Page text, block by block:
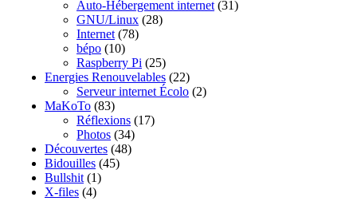
Auto-Hébergement internet (31)
GNU/Linux (28)
Internet (78)
bépo (10)
Raspberry Pi (25)
Energies Renouvelables (22)
Serveur internet Écolo (2)
MaKoTo (83)
Réflexions (17)
Photos (34)
Découvertes (48)
Bidouilles (45)
Bullshit (1)
X-files (4)